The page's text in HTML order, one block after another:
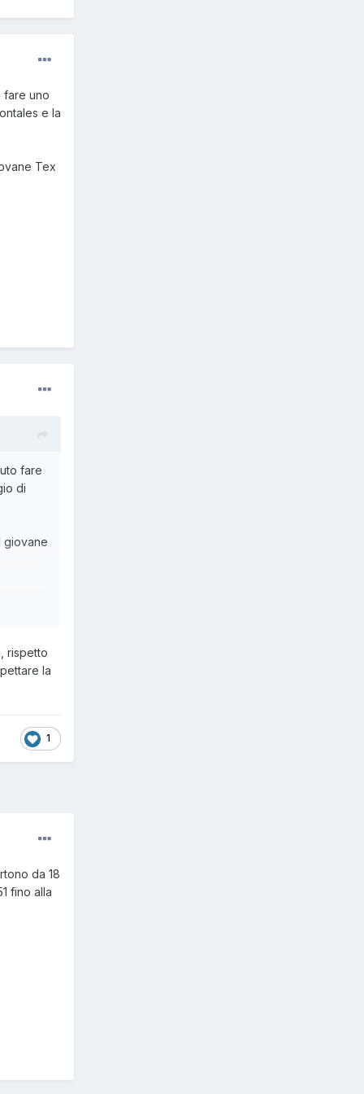
fare uno
e la
Tex
fare
di
giovane
rispetto
la
1
da 18
fino alla